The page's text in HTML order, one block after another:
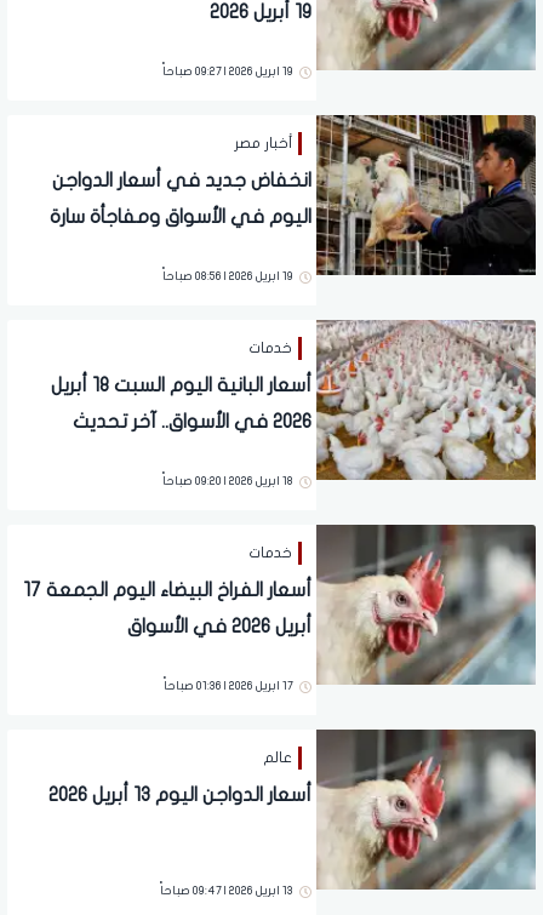
19 أبريل 2026
19 ابريل 2026 | 09:27 صباحاً
أخبار مصر
انخفاض جديد في أسعار الدواجن
اليوم في الأسواق ومفاجأة سارة
19 ابريل 2026 | 08:56 صباحاً
خدمات
أسعار البانية اليوم السبت 18 أبريل
2026 في الأسواق.. آخر تحديث
18 ابريل 2026 | 09:20 صباحاً
خدمات
أسعار الفراخ البيضاء اليوم الجمعة 17
أبريل 2026 في الأسواق
17 ابريل 2026 | 01:36 صباحاً
عالم
أسعار الدواجن اليوم 13 أبريل 2026
13 ابريل 2026 | 09:47 صباحاً